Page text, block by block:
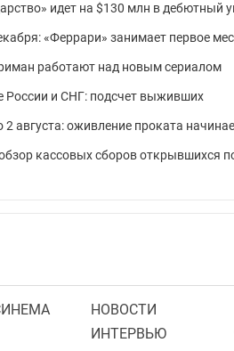
идет на $130 млн в дебютный
«Феррари» занимает первое
работают над новым сериалом
России и СНГ: подсчет выживших
августа: оживление проката
кассовых сборов открывшихся
НОВОСТИ
ИНТЕРВЬЮ